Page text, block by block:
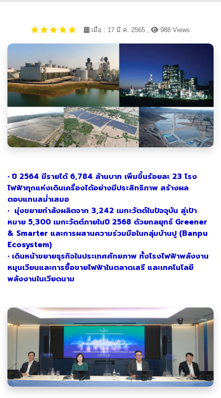
เมื่อ : 17 มี.ค. 2565 , 988 Views
• ปี 2564 มีรายได้ 6,784 ล้านบาท เพิ่มขึ้นร้อยละ 23 โรง
ไฟฟ้าทุกแห่งเดินเครื่องได้อย่างมีประสิทธิภาพ สร้างผล
ตอบแทนสม่ำเสมอ
• มุ่งขยายกำลังผลิตจาก 3,242 เมกะวัตต์ในปัจจุบัน สู่เป้า
หมาย 5,300 เมกะวัตต์ภายในปี 2568 ด้วยกลยุทธ์ Greener
& Smarter และการผสานความร่วมมือในกลุ่มบ้านปู (Banpu
Ecosystem)
• เดินหน้าขยายธุรกิจในประเทศศักยภาพ ทั้งโรงไฟฟ้าพลังงาน
หมุนเวียนและการซื้อขายไฟฟ้าในตลาดเสรี และเทคโนโลยี
พลังงานในเวียดนาม